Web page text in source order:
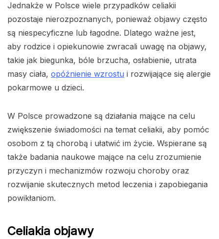
Jednakże w Polsce wiele przypadków celiakii
pozostaje nierozpoznanych, ponieważ objawy często
są niespecyficzne lub łagodne. Dlatego ważne jest,
aby rodzice i opiekunowie zwracali uwagę na objawy,
takie jak biegunka, bóle brzucha, osłabienie, utrata
masy ciała, opóźnienie wzrostu i rozwijające się alergie
pokarmowe u dzieci.
W Polsce prowadzone są działania mające na celu
zwiększenie świadomości na temat celiakii, aby pomóc
osobom z tą chorobą i ułatwić im życie. Wspierane są
także badania naukowe mające na celu zrozumienie
przyczyn i mechanizmów rozwoju choroby oraz
rozwijanie skutecznych metod leczenia i zapobiegania
powikłaniom.
Celiakia objawy